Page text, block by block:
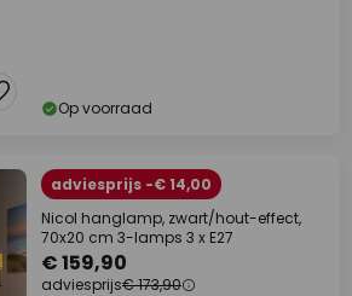
Op voorraad
adviesprijs -€ 14,00
Nicol hanglamp, zwart/hout-effect,
70x20 cm 3-lamps 3 x E27
€ 159,90
adviesprijs€ 173,90